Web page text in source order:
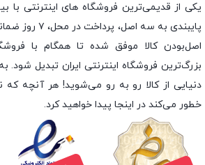
یکی از قدیمی‌ترین فروشگاه های اینترنتی با
پایبندی به سه
اصل‌بودن کالا موفق شده تا همگام با
بزرگ‌ترین فروشگاه اینترنتی ایران تبدیل
دنیایی از کالا رو به رو می‌شوید! هر آنچه که
خطور می‌کند در اینجا پیدا خواهید کرد.